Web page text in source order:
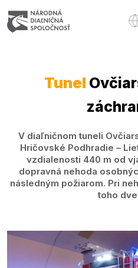
Tunel
V diaľničnom tuneli
Hričovské Podhradie –
vzdialenosti 440 m od
dopravná nehoda
následným požiarom. Pri
toho